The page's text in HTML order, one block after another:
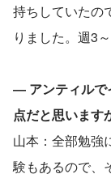
持ちしていたの
りました。週3
― アンティルで
点だと思います
山本：全部勉強
験もあるので、